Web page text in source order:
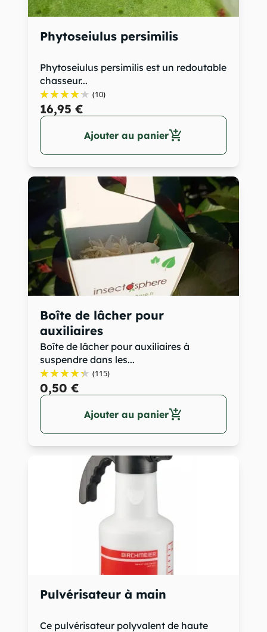
Phytoseiulus persimilis
Phytoseiulus persimilis est un redoutable
chasseur...
(10)
16,95 €
Ajouter au panieradd_shopping_cart
Boîte de lâcher pour
auxiliaires
Boîte de lâcher pour auxiliaires à
suspendre dans les...
(115)
0,50 €
Ajouter au panieradd_shopping_cart
Pulvérisateur à main
Ce pulvérisateur polyvalent de haute